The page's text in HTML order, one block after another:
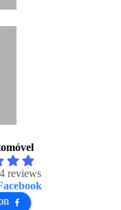
reviews